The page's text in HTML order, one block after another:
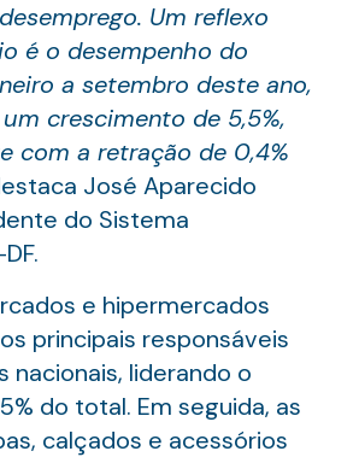
Um reflexo
é o desempenho do
a setembro deste ano,
crescimento de 5,5%,
com a retração de 0,4%
José Aparecido
do Sistema
e hipermercados
principais responsáveis
nacionais, liderando o
do total. Em seguida, as
calçados e acessórios